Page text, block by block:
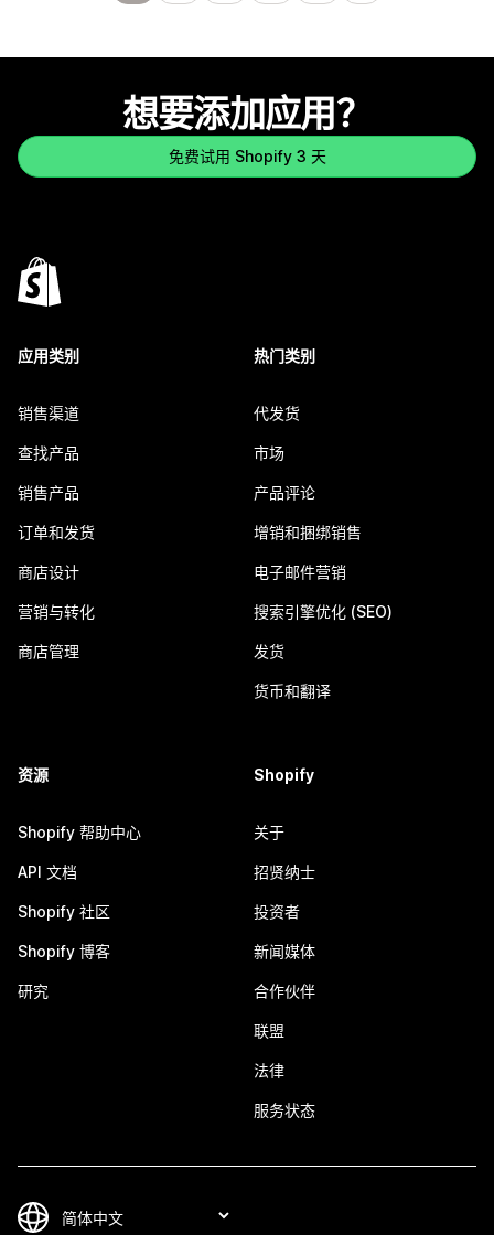
想要添加应用？
免费试用 Shopify 3 天
应用类别
销售渠道
查找产品
销售产品
订单和发货
商店设计
营销与转化
商店管理
热门类别
代发货
市场
产品评论
增销和捆绑销售
电子邮件营销
搜索引擎优化 (SEO)
发货
货币和翻译
资源
Shopify 帮助中心
API 文档
Shopify 社区
Shopify 博客
研究
Shopify
关于
招贤纳士
投资者
新闻媒体
合作伙伴
联盟
法律
服务状态